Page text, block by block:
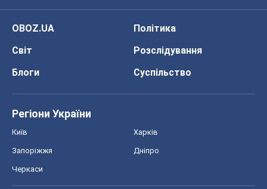
OBOZ.UA
Політика
Світ
Розслідування
Блоги
Суспільство
Регіони України
Київ Харків
Запоріжжя Дніпро
Черкаси